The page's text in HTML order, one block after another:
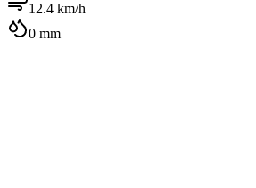
12.4 km/h
0 mm